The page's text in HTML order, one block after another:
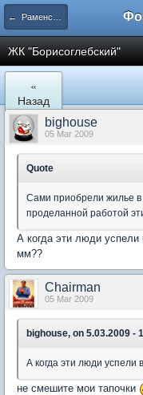
← Раменское
ЖК "Борисоглебский"
«
Назад
bighouse
05 Mar 2009
Quote
Сами приобрели жилье в
проделанной работой
А когда эти люди успели
мм??
Chairman
05 Mar 2009
bighouse, on 5.03.2009 -
А когда эти люди
не смешите мои тапочки